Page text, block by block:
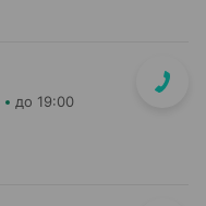
до 19:00